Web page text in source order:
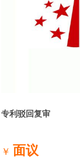
专利驳回复审
￥ 面议